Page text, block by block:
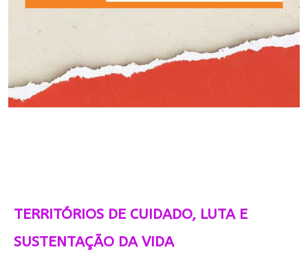
TERRITÓRIOS DE CUIDADO, LUTA E
SUSTENTAÇÃO DA VIDA